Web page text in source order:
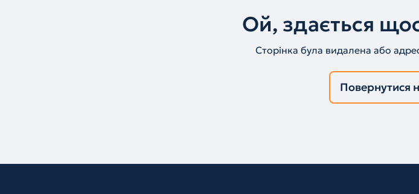
Ой, здається
Сторінка була видалена або
Повернутися